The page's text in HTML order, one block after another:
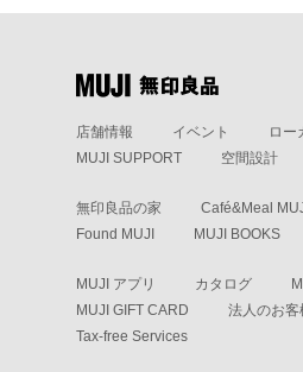
店舗情報 イベント
ロー
MUJI SUPPORT
空間設計
無印良品の家 Café&Meal
Found MUJI
MUJI BOOKS
MUJI アプリ カタログ
MUJI GIFT CARD
法人のお客
Tax-free Services